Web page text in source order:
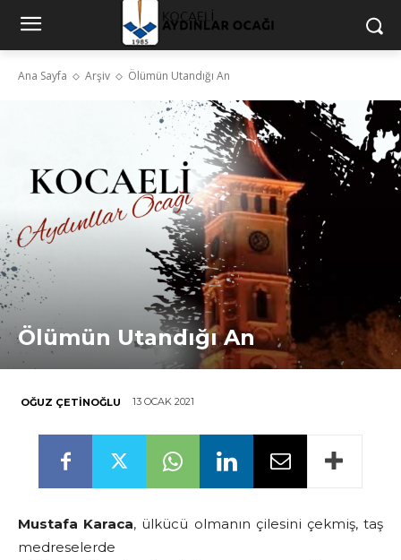
Ana Sayfa Arşiv Ölümün Utandığı An
Ölümün Utandığı An
OĞUZ ÇETINOĞLU 13 OCAK 2021
Mustafa Karaca, ülkücü olmanın çilesini çekmiş, taş
medreselerde